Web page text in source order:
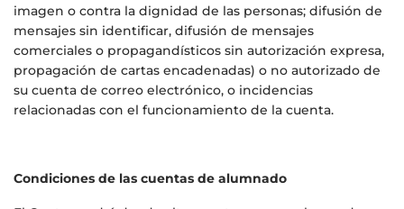
imagen o contra la dignidad de las personas; difusión de
mensajes sin identificar, difusión de mensajes
comerciales o propagandísticos sin autorización expresa,
propagación de cartas encadenadas) o no autorizado de
su cuenta de correo electrónico, o incidencias
relacionadas con el funcionamiento de la cuenta.
Condiciones de las cuentas de alumnado